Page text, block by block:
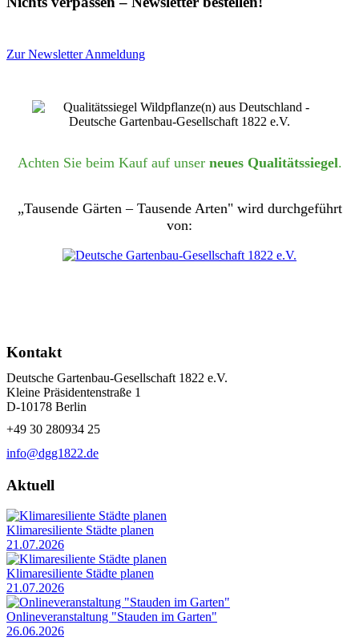
Zur Newsletter Anmeldung
Achten Sie beim Kauf auf unser neues Qualitätssiegel.
„Tausende Gärten – Tausende Arten" wird durchgeführt
von:
Kontakt
Deutsche Gartenbau-Gesellschaft 1822 e.V.
Kleine Präsidentenstraße 1
D-10178 Berlin
+49 30 280934 25
info@dgg1822.de
Aktuell
Klimaresiliente Städte planen
21.07.2026
Klimaresiliente Städte planen
21.07.2026
Onlineveranstaltung "Stauden im Garten"
26.06.2026